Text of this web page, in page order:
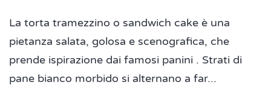
La torta tramezzino o sandwich cake è una
pietanza salata, golosa e scenografica, che
prende ispirazione dai famosi panini . Strati di
pane bianco morbido si alternano a far...